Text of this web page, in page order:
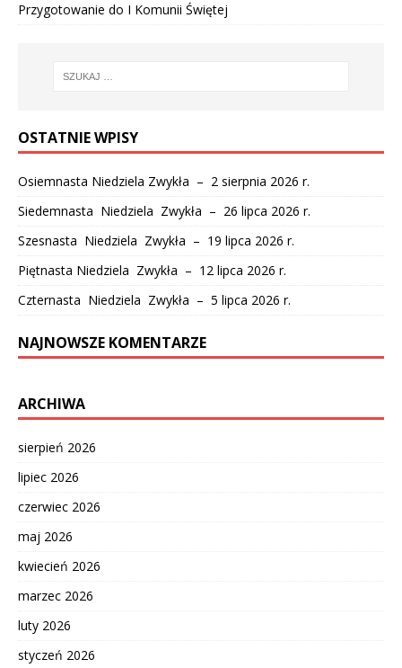
Przygotowanie do I Komunii Świętej
OSTATNIE WPISY
Osiemnasta Niedziela Zwykła – 2 sierpnia 2026 r.
Siedemnasta Niedziela Zwykła – 26 lipca 2026 r.
Szesnasta Niedziela Zwykła – 19 lipca 2026 r.
Piętnasta Niedziela Zwykła – 12 lipca 2026 r.
Czternasta Niedziela Zwykła – 5 lipca 2026 r.
NAJNOWSZE KOMENTARZE
ARCHIWA
sierpień 2026
lipiec 2026
czerwiec 2026
maj 2026
kwiecień 2026
marzec 2026
luty 2026
styczeń 2026